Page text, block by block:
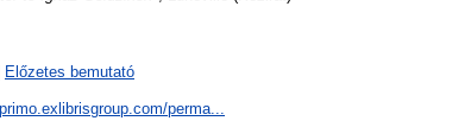
Előzetes bemutató
perma...